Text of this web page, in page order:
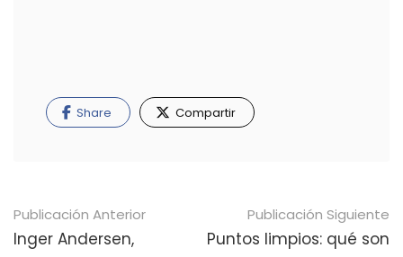
Share Compartir
Navegación
de
Publicación Anterior
Inger Andersen,
Publicación Siguiente
Puntos limpios: qué son